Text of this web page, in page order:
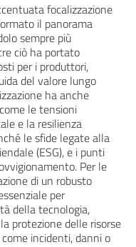
focalizzazione
il panorama
sempre più
ciò ha portato
per i produttori,
del valore lungo
ha anche
le tensioni
e la resilienza
le sfide legate alla
(ESG), e i punti
Per le
di un robusto
per
della tecnologia,
protezione delle risorse
incidenti, danni o